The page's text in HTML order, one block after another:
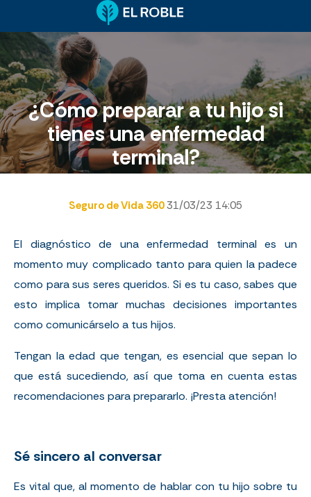
¿Cómo preparar a tu hijo si
tienes una enfermedad
terminal?
Seguro de Vida 36031/03/23 14:05
El diagnóstico de una enfermedad terminal es un
momento muy complicado tanto para quien la padece
como para sus seres queridos. Si es tu caso, sabes que
esto implica tomar muchas decisiones importantes
como comunicárselo a tus hijos.
Tengan la edad que tengan, es esencial que sepan lo
que está sucediendo, así que toma en cuenta estas
recomendaciones para prepararlo. ¡Presta atención!
Sé sincero al conversar
Es vital que, al momento de hablar con tu hijo sobre tu